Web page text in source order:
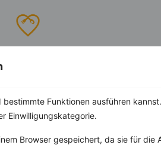
Funktionen ausführen
Einwilligungskategorie.
Browser gespeichert, da sie für die
Ernährungskonzepte